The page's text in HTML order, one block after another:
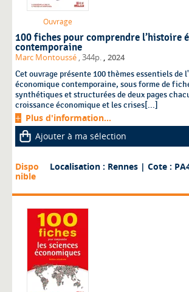
Ouvrage
100 fiches pour comprendre l’histoire
contemporaine
Marc Montoussé , 344p. 2024
Cet ouvrage présente 100 thèmes essentiels de
économique contemporaine, sous forme de
synthétiques et structurées de deux pages
croissance économique et les crises[...]
Plus d'information...
Ajouter à ma sélection
Dispo
nible
Localisation : Rennes | Cote :